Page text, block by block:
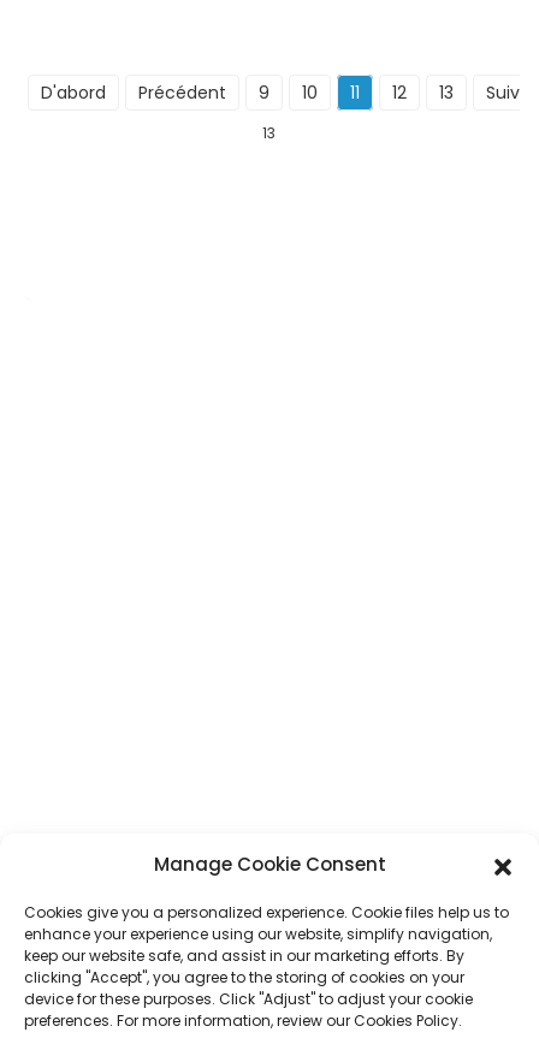
D'abord Précédent 9 10 11 12 13
13
N° 7, section Humen, route Tai 'an, ville de Humen, ville de Dongguan,
province du Guangdong, Chine
Téléphone +86 17875305714
Manage Cookie Consent
Cookies give you a personalized experience. Cookie files help us to
enhance your experience using our website, simplify navigation,
keep our website safe, and assist in our marketing efforts. By
clicking "Accept", you agree to the storing of cookies on your
device for these purposes. Click "Adjust" to adjust your cookie
preferences. For more information, review our Cookies Policy.